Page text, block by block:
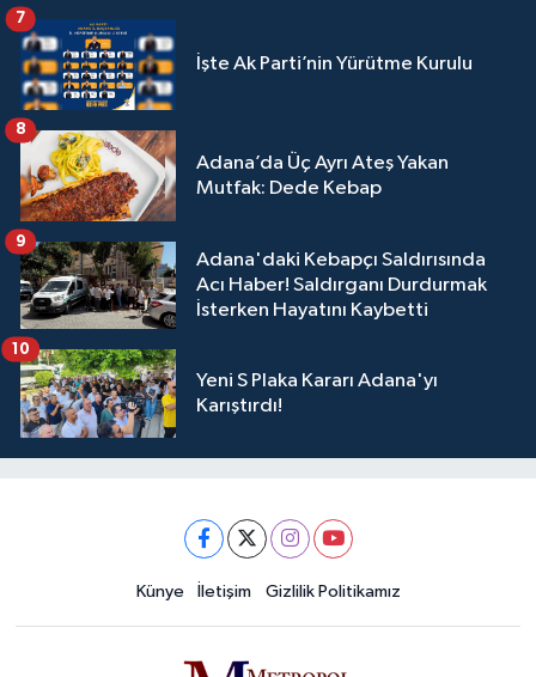
İşte Ak Parti’nin Yürütme Kurulu
7
Adana’da Üç Ayrı Ateş Yakan
Mutfak: Dede Kebap
8
Adana'daki Kebapçı Saldırısında
Acı Haber! Saldırganı Durdurmak
İsterken Hayatını Kaybetti
9
Yeni S Plaka Kararı Adana'yı
Karıştırdı!
10
Künye İletişim Gizlilik Politikamız